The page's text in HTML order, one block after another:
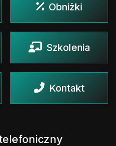
Obniżki
Szkolenia
Kontakt